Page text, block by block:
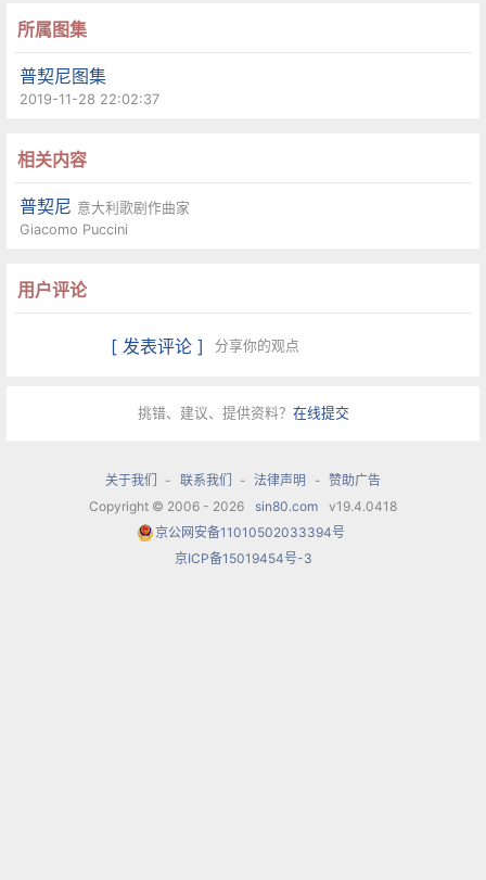
所属图集
普契尼图集
2019-11-28 22:02:37
相关内容
普契尼 意大利歌剧作曲家
Giacomo Puccini
用户评论
[ 发表评论 ] 分享你的观点
挑错、建议、提供资料？ 在线提交
关于我们 - 联系我们 - 法律声明 - 赞助广告
Copyright © 2006 - 2026
sin80.com
v19.4.0418
京公网安备11010502033394号
京ICP备15019454号-3